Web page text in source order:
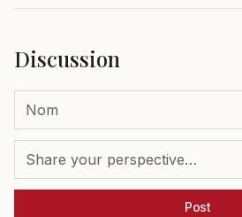
Discussion
Post